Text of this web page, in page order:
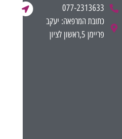
לתוכן 077-2313633
כתובת המרפאה: יעקב
פריימן 5,ראשון לציון